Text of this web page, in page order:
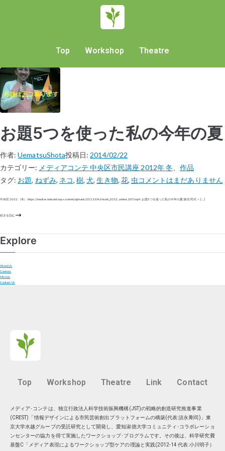
Top Workshop Theatre
お題5つを使った私の今年の夏
作者:UematsuShota投稿日: 2014/02/22
カテゴリー: メディアコンテ 中央区市民講座 2012年 冬
作品
タグ: お題, ねずみ, ネコ,樹,犬,生き物, 花, 虫 コメントはまだありません
中央区 2012（冬） https://mediaconte.net/wp-content/uploads/2021/04/chuoh_2012_winter_007.mp4 お題5つを使った私の今年の夏 瀬谷 民代 ＜ […]
続きを読む
Explore
About Us
Courses
Mission
Contact Us
Top Workshop Theatre Link Contact
メディア･コンテは、独立行政法人科学技術振興機構(JST)の戦略的創造研究推進事業
(CREST)「情報デザインによる市民芸術創出プラットフォームの構築(代表:須永剛司)」東
京大学水越グループの受託研究として開発し、愛知淑徳大学コミュニティ･コラボレーショ
ンセンターの協力を得て実施したワークショップ･プログラムです。その後は、科学研究費
基盤C「メディア表現によるワークショップ型ケアの理論と実践(2012-14 代表:小川明子）